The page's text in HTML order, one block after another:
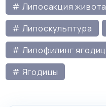
# Липосакция живота
# Липоскульптура
# Липофилинг ягодиц
# Ягодицы